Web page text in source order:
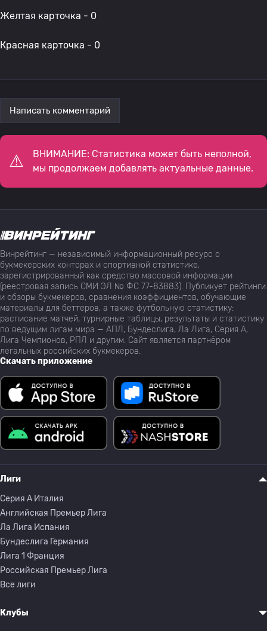
Желтая карточка - 0
Красная карточка - 0
Написать комментарий
ВНИМАНИЕ: Статистика может быть неполной,
мы продолжаем добавлять актуальные данные.
Винрейтинг — независимый информационный ресурс о
букмекерских конторах и спортивной статистике,
зарегистрированный как средство массовой информации
(реестровая запись СМИ ЭЛ № ФС 77-83883). Публикует рейтинги
и обзоры букмекеров, сравнения коэффициентов, обучающие
материалы для беттеров, а также футбольную статистику:
расписание матчей, турнирные таблицы, результаты и статистику
по ведущим лигам мира — АПЛ, Бундеслига, Ла Лига, Серия А,
Лига Чемпионов, РПЛ и другим. Сайт является партнёром
легальных российских букмекеров.
Скачать приложение
Лиги
Серия A Италия
Английская Премьер Лига
Ла Лига Испания
Бундеслига Германия
Лига 1 Франция
Российская Премьер Лига
Все лиги
Клубы